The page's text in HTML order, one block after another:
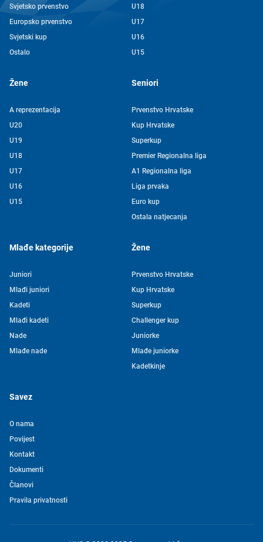
Svjetsko prvenstvo
Europsko prvenstvo
Svjetski kup
Ostalo
U18
U17
U16
U15
Žene
A reprezentacija
U20
U19
U18
U17
U16
U15
Seniori
Prvenstvo Hrvatske
Kup Hrvatske
Superkup
Premier Regionalna liga
A1 Regionalna liga
Liga prvaka
Euro kup
Ostala natjecanja
Mlađe kategorije
Juniori
Mlađi juniori
Kadeti
Mlađi kadeti
Nade
Mlađe nade
Žene
Prvenstvo Hrvatske
Kup Hrvatske
Superkup
Challenger kup
Juniorke
Mlađe juniorke
Kadetkinje
Savez
O nama
Povijest
Kontakt
Dokumenti
Članovi
Pravila privatnosti